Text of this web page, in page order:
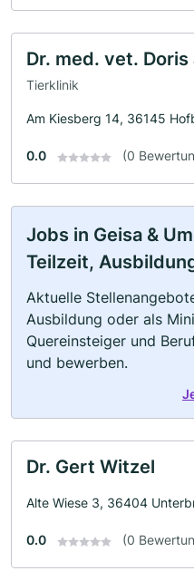
Dr. med. vet. Doris
Tierklinik
Am Kiesberg 14, 36145
0.0 (0
Jobs in Geisa &
Teilzeit,
Aktuelle
Ausbildung oder als
Quereinsteiger und
und bewerben.
Dr. Gert Witzel
Alte Wiese 3, 36404
0.0 (0